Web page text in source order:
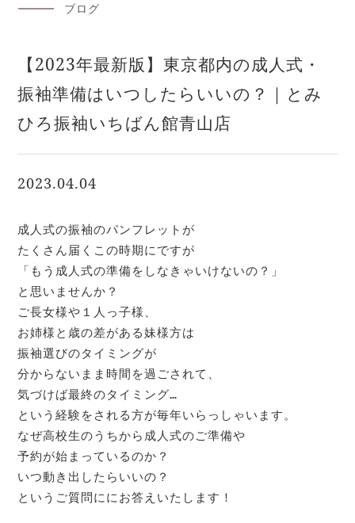
ブログ
【2023年最新版】東京都内の成人式・
振袖準備はいつしたらいいの？｜とみ
ひろ振袖いちばん館青山店
2023.04.04
成人式の振袖のパンフレットが
たくさん届くこの時期にですが
「もう成人式の準備をしなきゃいけないの？」
と思いませんか？
ご長女様や１人っ子様、
お姉様と歳の差がある妹様方は
振袖選びのタイミングが
分からないまま時間を過ごされて、
気づけば最終のタイミング…
という経験をされる方が毎年いらっしゃいます。
なぜ高校生のうちから成人式のご準備や
予約が始まっているのか？
いつ動き出したらいいの？
というご質問ににお答えいたします！